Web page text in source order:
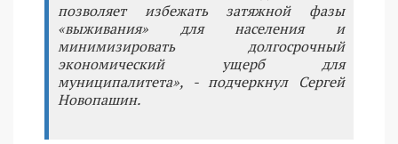
позволяет избежать затяжной фазы
«выживания» для населения и
минимизировать долгосрочный
экономический ущерб для
муниципалитета», - подчеркнул Сергей
Новопашин.